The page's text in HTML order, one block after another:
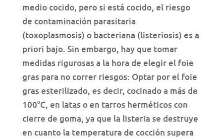
medio cocido, pero si está cocido, el riesgo
de contaminación parasitaria
(toxoplasmosis) o bacteriana (listeriosis) es a
priori bajo. Sin embargo, hay que tomar
medidas rigurosas a la hora de elegir el foie
gras para no correr riesgos: Optar por el foie
gras esterilizado, es decir, cocinado a más de
100°C, en latas o en tarros herméticos con
cierre de goma, ya que la listeria se destruye
en cuanto la temperatura de cocción supera